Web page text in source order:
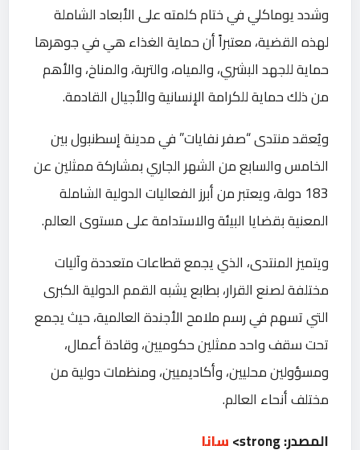
وشدد يوماكلي في ختام كلمته على الأبعاد الشاملة
لهذه القضية، معتبراً أن حماية الغذاء هي في جوهرها
حماية للجهد البشري، والمياه، والتربة، والمناخ، والأهم
من ذلك حماية للكرامة الإنسانية والأجيال القادمة.
ويُعقد منتدى “صفر نفايات” في مدينة إسطنبول بين
الخامس والسابع من الشهر الجاري بمشاركة ممثلين عن
183 دولة، ويعتبر من أبرز الفعاليات الدولية الشاملة
المعنية بقضايا البيئة والاستدامة على مستوى العالم.
ويتميز المنتدى، الذي يجمع قطاعات متعددة وآليات
مختلفة لصنع القرار، بطابع يشبه القمم الدولية الكبرى
التي تسهم في رسم ملامح الأجندة العالمية، حيث يجمع
تحت سقف واحد ممثلين حكوميين، وقادة أعمال،
ومسؤولين محليين، وأكاديميين، ومنظمات دولية من
مختلف أنحاء العالم.
المصدر: strong>
سانا